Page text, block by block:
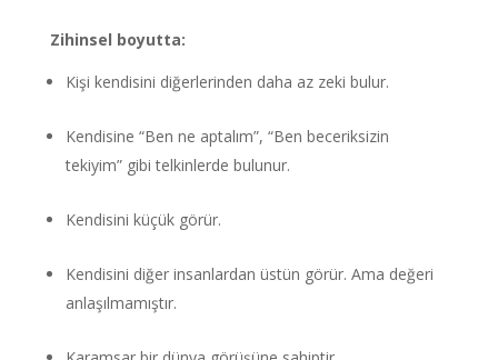
Zihinsel boyutta:
Kişi kendisini diğerlerinden daha az zeki bulur.
Kendisine “Ben ne aptalım”, “Ben beceriksizin
tekiyim” gibi telkinlerde bulunur.
Kendisini küçük görür.
Kendisini diğer insanlardan üstün görür. Ama değeri
anlaşılmamıştır.